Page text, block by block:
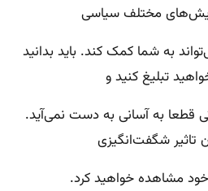
مختلف سیاسی
به شما کمک کند. باید بدانید
تبلیغ کنید و
قطعا به آسانی به دست نمی‌آید.
تاثیر شگفت‌انگیزی
خود مشاهده خواهید کرد.